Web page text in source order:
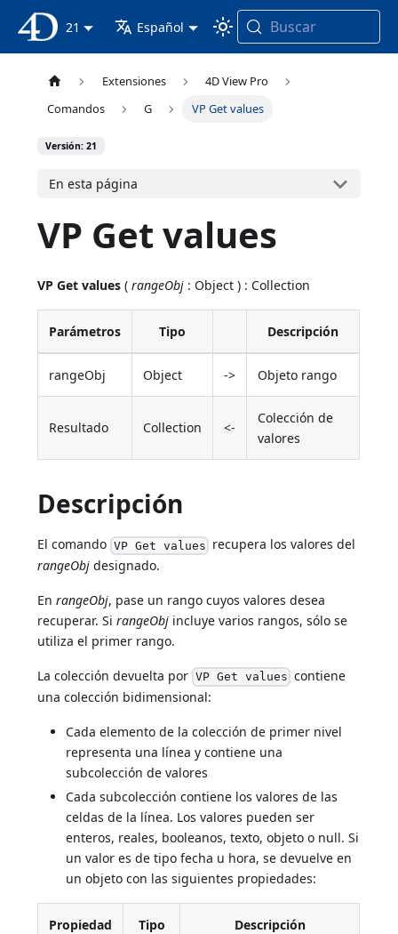
Documentación 4D
21 Español Buscar
Extensiones
4D View Pro
Comandos
G VP Get values
Versión: 21
En esta página
VP Get values
VP Get values (rangeObj : Object ) : Collection
Parámetros Tipo Descripción
rangeObj Object -> Objeto rango
Resultado Collection <-
Colección de
valores
Descripción
El comando VP Get values recupera los valores del
rangeObj designado.
EnrangeObj, pase un rango cuyos valores desea
recuperar. SirangeObj incluye varios rangos, sólo se
utiliza el primer rango.
La colección devuelta por VP Get values contiene
una colección bidimensional:
Cada elemento de la colección de primer nivel
representa una línea y contiene una
subcolección de valores
Cada subcolección contiene los valores de las
celdas de la línea. Los valores pueden ser
enteros, reales, booleanos, texto, objeto o null. Si
un valor es de tipo fecha u hora, se devuelve en
un objeto con las siguientes propiedades:
Propiedad Tipo Descripción